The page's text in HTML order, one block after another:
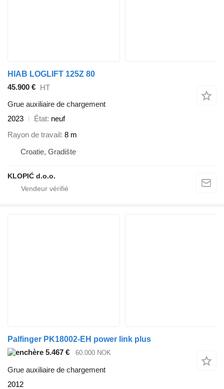
HIAB LOGLIFT 125Z 80
45.900 € HT
Grue auxiliaire de chargement
2023
État neuf
Rayon de travail 8 m
Croatie, Gradište
KLOPIĆ d.o.o.
Palfinger PK18002-EH power link plus
5.467 €
60.000 NOK
Grue auxiliaire de chargement
2012